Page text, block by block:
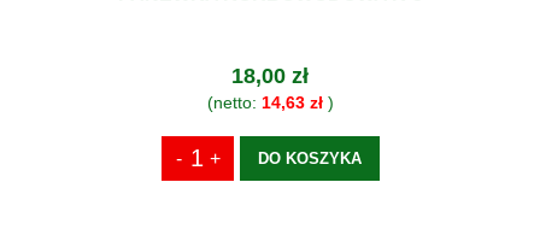
18,00 zł
(netto: 14,63 zł)
DO KOSZYKA